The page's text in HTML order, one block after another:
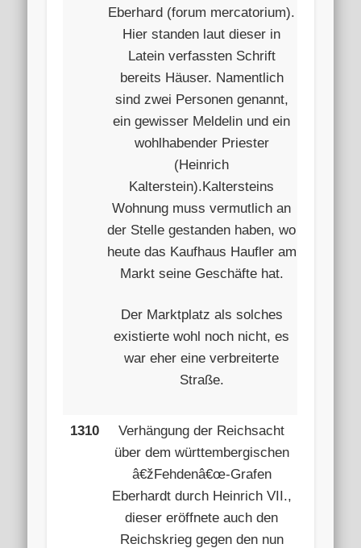
Eberhard (forum mercatorium).
Hier standen laut dieser in
Latein verfassten Schrift
bereits Häuser. Namentlich
sind zwei Personen genannt,
ein gewisser Meldelin und ein
wohlhabender Priester
(Heinrich
Kalterstein).Kaltersteins
Wohnung muss vermutlich an
der Stelle gestanden haben, wo
heute das Kaufhaus Haufler am
Markt seine Geschäfte hat.
Der Marktplatz als solches
existierte wohl noch nicht, es
war eher eine verbreiterte
Straße.
1310
Verhängung der Reichsacht
über dem württembergischen
â€žFehdenâ€œ-Grafen
Eberhardt durch Heinrich VII.,
dieser eröffnete auch den
Reichskrieg gegen den nun